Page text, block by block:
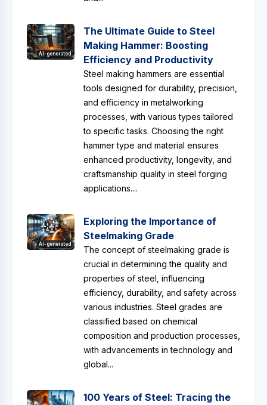
AI-generated
The Ultimate Guide to Steel
Making Hammer: Boosting
Efficiency and Productivity
Steel making hammers are essential
tools designed for durability, precision,
and efficiency in metalworking
processes, with various types tailored
to specific tasks. Choosing the right
hammer type and material ensures
enhanced productivity, longevity, and
craftsmanship quality in steel forging
applications....
AI-generated
Exploring the Importance of
Steelmaking Grade
The concept of steelmaking grade is
crucial in determining the quality and
properties of steel, influencing
efficiency, durability, and safety across
various industries. Steel grades are
classified based on chemical
composition and production processes,
with advancements in technology and
global...
100 Years of Steel: Tracing the